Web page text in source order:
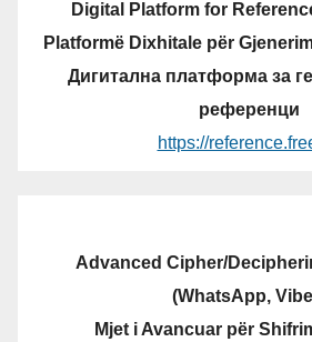
Digital Platform for
Platformë Dixhitale për
Дигитална платформа за
референци
https://
Advanced Cipher/
(WhatsApp,
Mjet i Avancuar për